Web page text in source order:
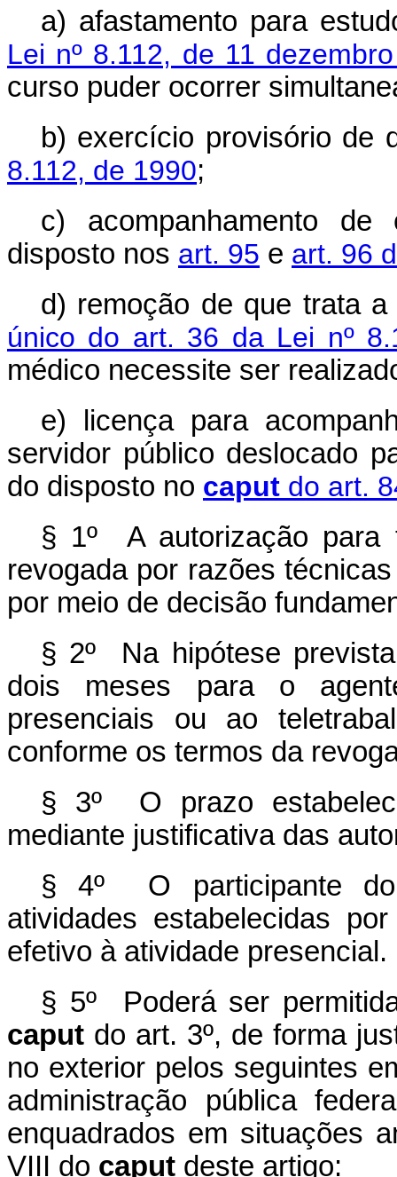
a) afastamento para
Lei nº 8.112, de 11
curso puder ocorrer
b) exercício provisório de
8.112, de 1990;
c) acompanhamento
disposto nos art. 95 e art. 96
d) remoção de que trata
único do art. 36 da Lei nº
médico necessite ser
e) licença para
servidor público deslocado
do disposto no caput do art.
§ 1º A autorização para
revogada por razões
por meio de decisão
§ 2º Na hipótese
dois meses para o
presenciais ou ao
conforme os termos da
§ 3º O prazo
mediante justificativa das
§ 4º O participante
atividades estabelecidas
efetivo à atividade presencial.
§ 5º Poderá ser
caput do art. 3º, de forma
no exterior pelos seguintes
administração pública
enquadrados em situações
VIII do caput deste artigo: